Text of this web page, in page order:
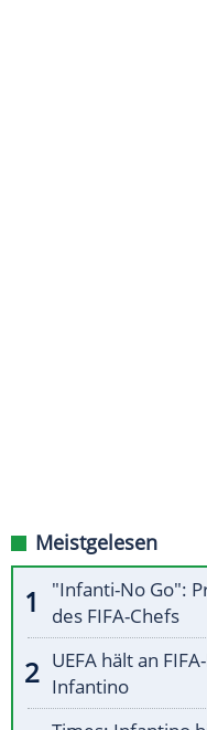
Meistgelesen
"Infanti-No Go":
des FIFA-Chefs
UEFA hält an
Infantino